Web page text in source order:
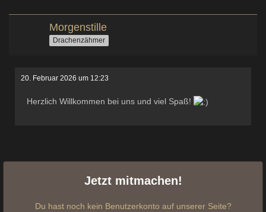
Morgenstille
Drachenzähmer
20. Februar 2026 um 12:23
Herzlich Willkommen bei uns und viel Spaß!
Jetzt mitmachen!
Du hast noch kein Benutzerkonto auf unserer Seite?